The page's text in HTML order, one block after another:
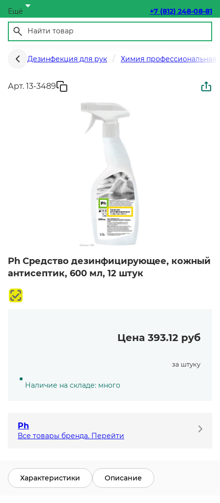
Ещё +7 (812) 248-08-81
Дезинфекция для рук Химия профессиональная
Арт. 13-3489
Ph Средство дезинфицирующее, кожный
антисептик, 600 мл, 12 штук
Цена 393.12 руб
за штуку
Наличие на складе: много
Ph
Все товары бренда. Перейти
Характеристики Описание